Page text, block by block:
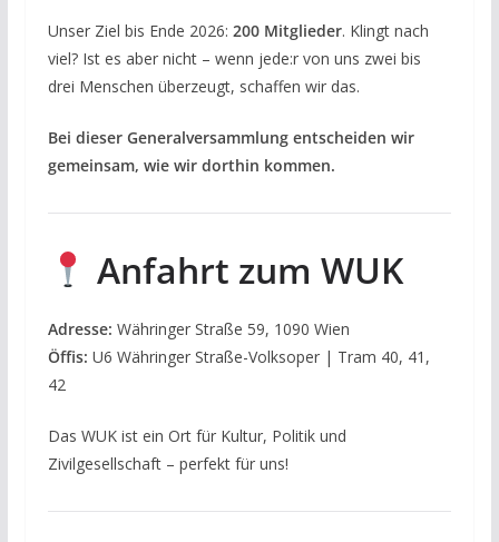
Unser Ziel bis Ende 2026: 200 Mitglieder. Klingt nach
viel? Ist es aber nicht – wenn jede:r von uns zwei bis
drei Menschen überzeugt, schaffen wir das.
Bei dieser Generalversammlung entscheiden wir
gemeinsam, wie wir dorthin kommen.
Anfahrt zum WUK
Adresse: Währinger Straße 59, 1090 Wien
Öffis: U6 Währinger Straße-Volksoper | Tram 40, 41,
42
Das WUK ist ein Ort für Kultur, Politik und
Zivilgesellschaft – perfekt für uns!